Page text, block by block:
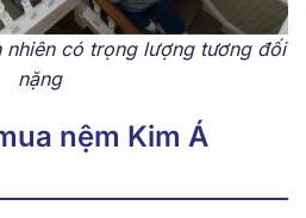
nhiên có trọng lượng tương đối
nặng
nệm Kim Á